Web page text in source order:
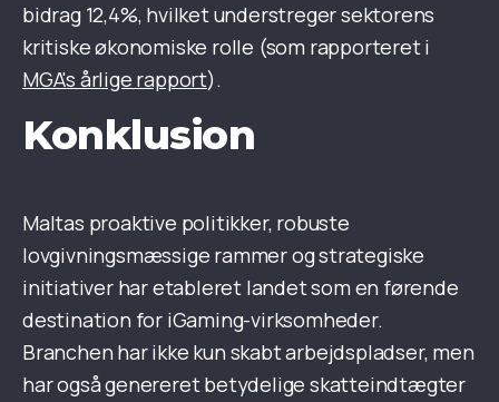
bidrag 12,4%, hvilket understreger sektorens
kritiske økonomiske rolle (som rapporteret i
MGA's årlige rapport).
Konklusion
Maltas proaktive politikker, robuste
lovgivningsmæssige rammer og strategiske
initiativer har etableret landet som en førende
destination for iGaming-virksomheder.
Branchen har ikke kun skabt arbejdspladser, men
har også genereret betydelige skatteindtægter